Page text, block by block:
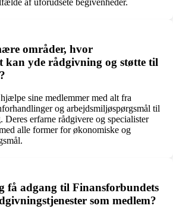
af uforudsete begivenheder.
områder, hvor
kan yde rådgivning og støtte til
sine medlemmer med alt fra
og arbejdsmiljøspørgsmål til
erfarne rådgivere og specialister
alle former for økonomiske og
få adgang til Finansforbundets
som medlem?